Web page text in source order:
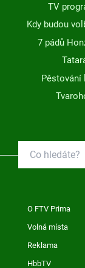
TV
Kdy budou
7 pádů
O FTV Prima
Volná místa
Reklama
HbbTV